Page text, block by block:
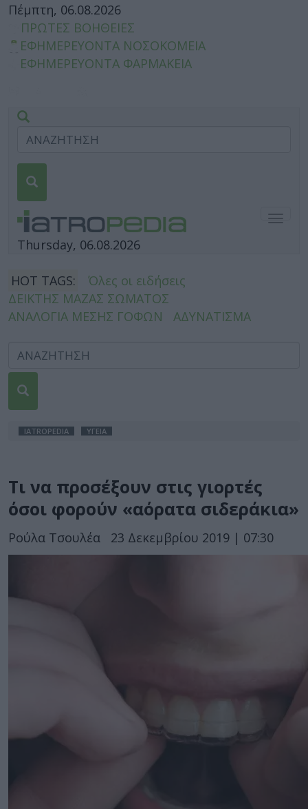
Πέμπτη, 06.08.2026
ΠΡΩΤΕΣ ΒΟΗΘΕΙΕΣ
ΕΦΗΜΕΡΕΥΟΝΤΑ ΝΟΣΟΚΟΜΕΙΑ
ΕΦΗΜΕΡΕΥΟΝΤΑ ΦΑΡΜΑΚΕΙΑ
Thursday, 06.08.2026
HOT TAGS:
Όλες οι ειδήσεις
ΔΕΙΚΤΗΣ ΜΑΖΑΣ ΣΩΜΑΤΟΣ
ΑΝΑΛΟΓΙΑ ΜΕΣΗΣ ΓΟΦΩΝ
ΑΔΥΝΑΤΙΣΜΑ
IATROPEDIA ΥΓΕΙΑ
Τι να προσέξουν στις γιορτές
όσοι φορούν «αόρατα σιδεράκια»
Ρούλα Τσουλέα 23 Δεκεμβρίου 2019 | 07:30